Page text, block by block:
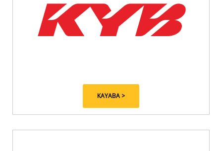
KAYABA >